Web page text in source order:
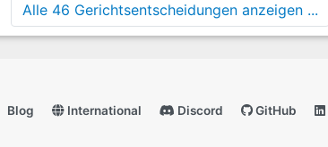
Alle 46 Gerichtsentscheidungen anzeigen ...
Blog International Discord GitHub